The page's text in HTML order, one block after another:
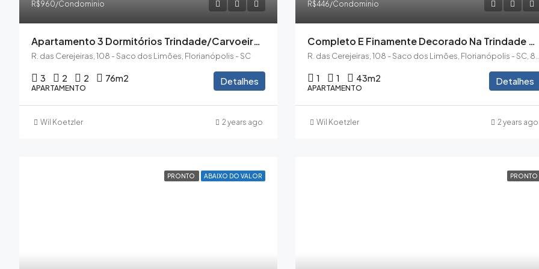
R$960/Condominio
Apartamento 3 Dormitórios Trindade/Carvoeira Garagem Dupla
R. das Cerejeiras, 108 - Saco dos Limões, Florianópolis - SC
3 2 2 76m2
APARTAMENTO
Detalhes
Wil Koetzler 2 years ago
R$446/Condominio
Completo E Finamente Decorado Na Trindade Com 1 Dormitório E Garagem – NOVO
1 1 43m2
APARTAMENTO
Detalhes
Wil Koetzler 2 years ago
PRONTO ABAIXO DO VALOR PRONTO